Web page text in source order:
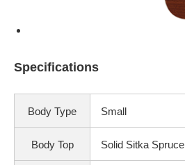
Specifications
Body Type Small
Body Top Solid Sitka Spruce